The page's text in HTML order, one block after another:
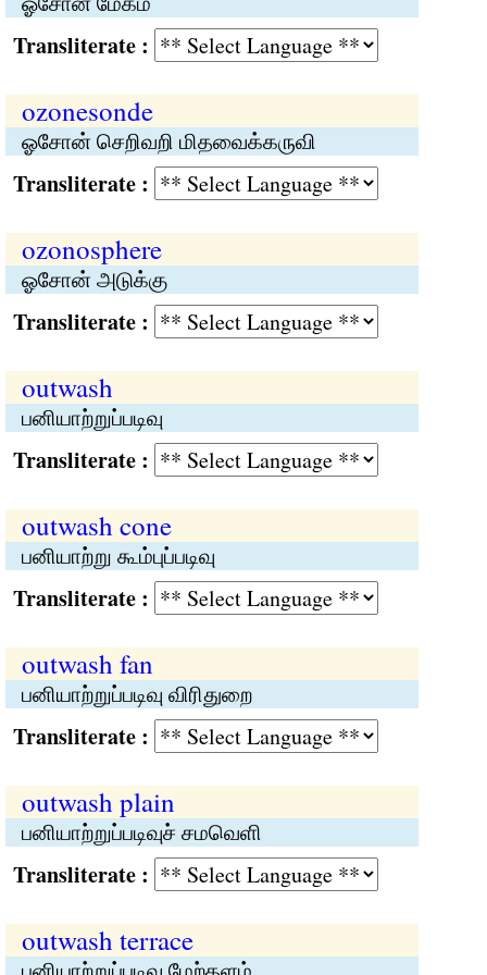
:
ozonesonde
ஓசோன் செறிவறி மிதவைக்கருவி
:
ozonosphere
ஓசோன் அடுக்கு
:
outwash
பனியாற்றுப்படிவு
:
outwash cone
பனியாற்று கூம்புப்படிவு
:
outwash fan
பனியாற்றுப்படிவு விரிதுறை
:
outwash plain
பனியாற்றுப்படிவுச் சமவெளி
:
outwash terrace